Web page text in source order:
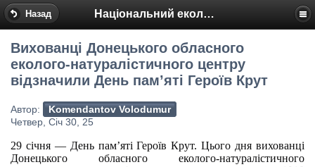
Назад Національний еколого-натуралістичний центр
Вихованці Донецького обласного
еколого-натуралістичного центру
відзначили День пам’яті Героїв Крут
Автор:
Komendantov Volodumur
Четвер, Січ 30, 25
29 січня — День пам’яті Героїв Крут.Цього дня вихованці
Донецького обласного еколого-натуралістичного